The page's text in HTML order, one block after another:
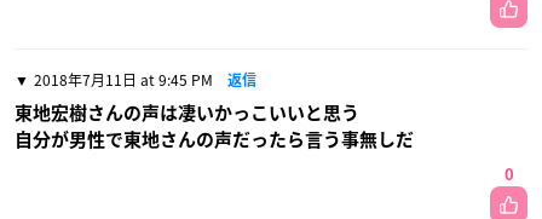
2018年7月11日 at 9:45 PM 返信
東地宏樹さんの声は凄いかっこいいと思う
自分が男性で東地さんの声だったら言う事無しだ
0